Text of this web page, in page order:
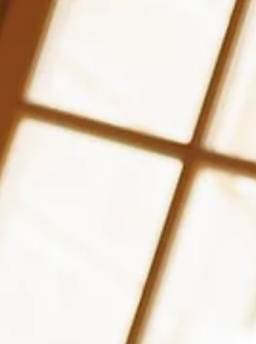
30x30 cm e caixa de maderia com tampa em acrílico.